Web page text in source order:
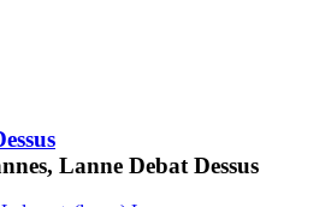
Lanne Debat Dessus